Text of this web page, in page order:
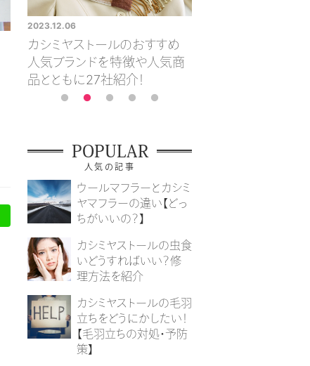
2023.12.06
おすすめのカシミヤマフラー
をメンズ・レディースに分けて
紹介
POPULAR
人気の記事
ウールマフラーとカシミ
ヤマフラーの違い【どっ
ちがいいの？】
カシミヤストールの虫食
いどうすればいい？修
理方法を紹介
カシミヤストールの毛羽
立ちをどうにかしたい！
【毛羽立ちの対処・予防
策】